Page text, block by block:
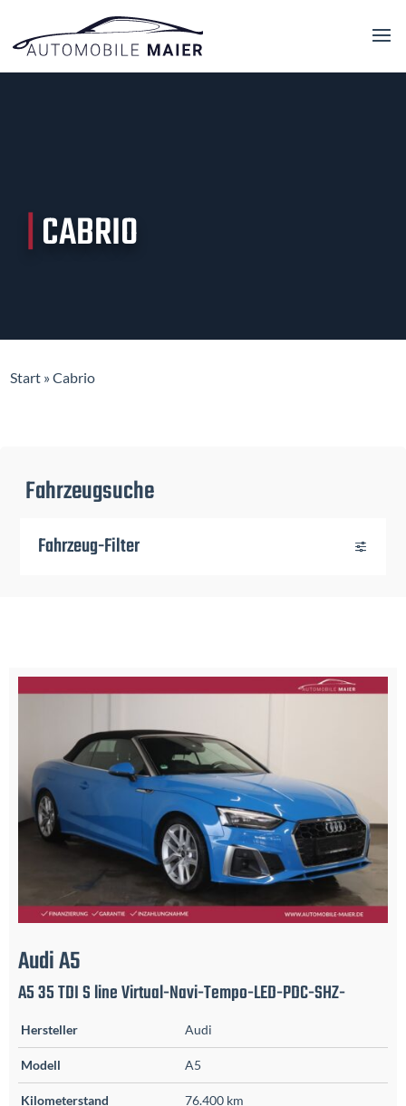
|CABRIO
Start »Cabrio
Fahrzeugsuche
Fahrzeug-Filter
AudiA5
A5 35 TDI S line Virtual-Navi-Tempo-LED-PDC-SHZ-
Hersteller Audi
Modell A5
Kilometerstand 76.400 km